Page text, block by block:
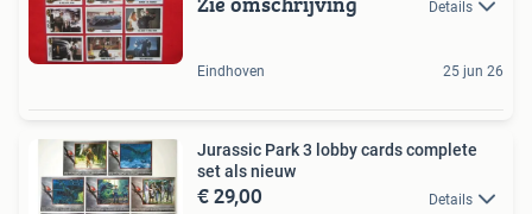
Details
Eindhoven 25 jun 26
Jurassic Park 3 lobby cards complete
set als nieuw
€ 29,00 Details